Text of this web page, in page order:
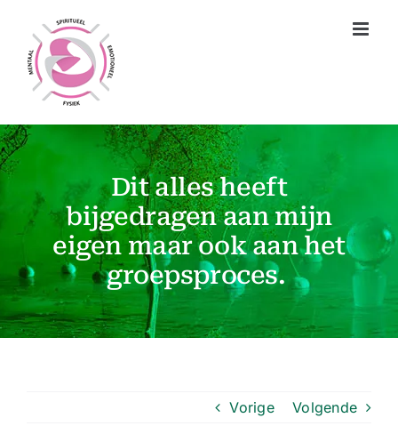
inhoud
Dit alles heeft
bijgedragen aan mijn
eigen maar ook aan het
groepsproces.
Vorige Volgende